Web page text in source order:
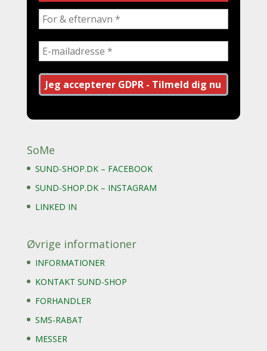
SoMe
SUND-SHOP.DK – FACEBOOK
SUND-SHOP.DK – INSTAGRAM
LINKED IN
Øvrige informationer
INFORMATIONER
KONTAKT SUND-SHOP
FORHANDLER
SMS-RABAT
MESSER